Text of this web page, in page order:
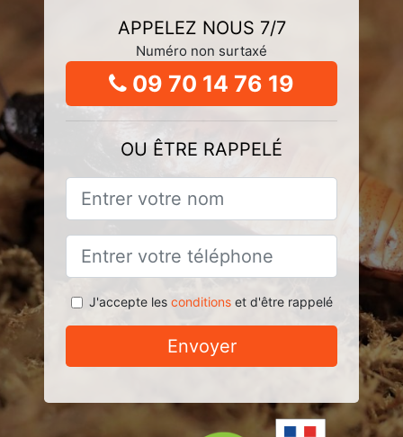
APPELEZ NOUS 7/7
Numéro non surtaxé
09 70 14 76 19
OU ÊTRE RAPPELÉ
J'accepte les conditionset d'être rappelé
Envoyer